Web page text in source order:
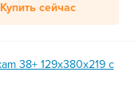
Купить сейчас